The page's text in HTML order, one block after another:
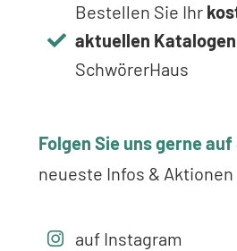
Bestellen Sie Ihr
aktuellen Katalogen
SchwörerHaus
Folgen Sie uns gerne
neueste Infos & Aktionen
auf Instagram